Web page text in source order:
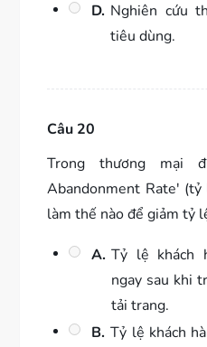
D. Nghiên cứu
tiêu dùng.
Câu 20
Trong thương
Abandonment Rate'
làm thế nào để giảm tỷ
A. Tỷ lệ khách
ngay sau khi
tải trang.
B. Tỷ lệ khách